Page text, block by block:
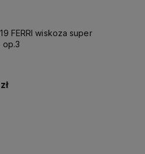
FERRI wiskoza super
op.3